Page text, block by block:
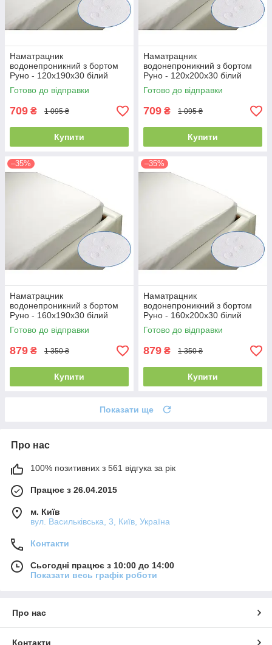
Наматрацник
водонепроникний з бортом
Руно - 120x190x30 білий
(21386)
Готово до відправки
709 ₴ 1 095 ₴
Купити
Наматрацник
водонепроникний з бортом
Руно - 120x200x30 білий
(21381)
Готово до відправки
709 ₴ 1 095 ₴
Купити
–35%
Наматрацник
водонепроникний з бортом
Руно - 160x190x30 білий
(21388)
Готово до відправки
879 ₴ 1 350 ₴
Купити
–35%
Наматрацник
водонепроникний з бортом
Руно - 160x200x30 білий
(21383)
Готово до відправки
879 ₴ 1 350 ₴
Купити
Показати ще
Про нас
100% позитивних з 561 відгука за рік
Працює з 26.04.2015
м. Київ
вул. Васильківська, 3, Київ, Україна
Контакти
Сьогодні працює з 10:00 до 14:00
Показати весь графік роботи
Про нас
Контакти